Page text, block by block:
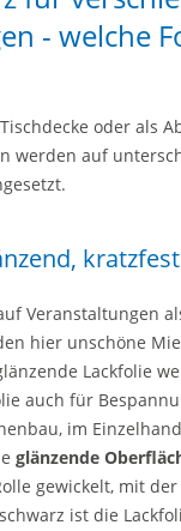
- welche
oder als
werden auf
kratzfest
Veranstaltungen
hier unschöne
Lackfolie
auch für
im
glänzende
gewickelt, mit
ist die